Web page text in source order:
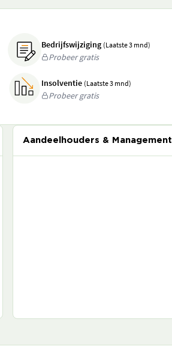
Bedrijfswijziging (Laatste 3 mnd)
Probeer gratis
Insolventie (Laatste 3 mnd)
Probeer gratis
Aandeelhouders & Management